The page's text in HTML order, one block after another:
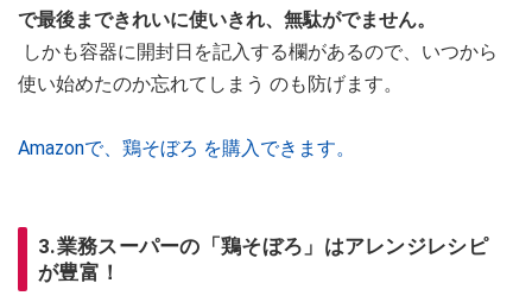
で最後まできれいに使いきれ、無駄がでません。
しかも容器に開封日を記入する欄があるので、いつから
使い始めたのか忘れてしまう のも防げます。
Amazonで、鶏そぼろ を購入できます。
3.業務スーパーの「鶏そぼろ」はアレンジレシピ
が豊富！